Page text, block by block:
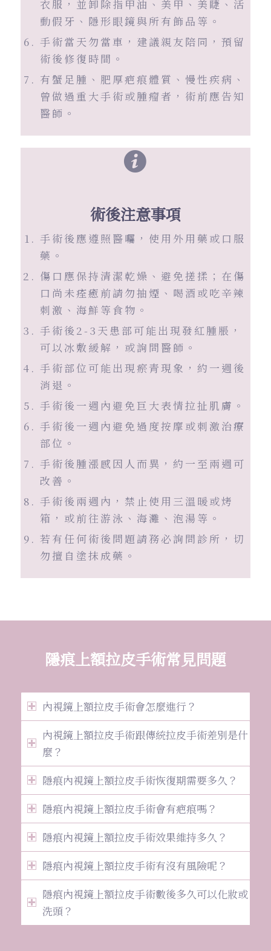
衣服，並卸除指甲油、美甲、美睫、活
動假牙、隱形眼鏡與所有飾品等。
手術當天勿當車，建議親友陪同，預留
術後修復時間。
有蟹足腫、肥厚疤痕體質、慢性疾病、
曾做過重大手術或腫瘤者，術前應告知
醫師。
術後注意事項
手術後應遵照醫囑，使用外用藥或口服
藥。
傷口應保持清潔乾燥、避免搓揉；在傷
口尚未痊癒前請勿抽煙、喝酒或吃辛辣
刺激、海鮮等食物。
手術後2-3天患部可能出現發紅腫脹，
可以冰敷緩解，或詢問醫師。
手術部位可能出現瘀青現象，約一週後
消退。
手術後一週內避免巨大表情拉扯肌膚。
手術後一週內避免過度按摩或刺激治療
部位。
手術後腫漲感因人而異，約一至兩週可
改善。
手術後兩週內，禁止使用三溫暖或烤
箱，或前往游泳、海灘、泡湯等。
若有任何術後問題請務必詢問診所，切
勿擅自塗抹成藥。
隱痕上額拉皮手術常見問題
內視鏡上額拉皮手術會怎麼進行？
內視鏡上額拉皮手術跟傳統拉皮手術差別是什
麼？
隱痕內視鏡上額拉皮手術恢復期需要多久？
隱痕內視鏡上額拉皮手術會有疤痕嗎？
隱痕內視鏡上額拉皮手術效果維持多久？
隱痕內視鏡上額拉皮手術有沒有風險呢？
隱痕內視鏡上額拉皮手術數後多久可以化妝或
洗頭？